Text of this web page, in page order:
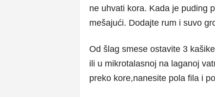
ne uhvati kora. Kada je puding
mešajući. Dodajte rum i suvo
Od šlag smese ostavite 3
ili u mikrotalasnoj na laganoj
preko kore,nanesite pola fila i